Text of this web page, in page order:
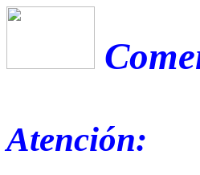
Atención: